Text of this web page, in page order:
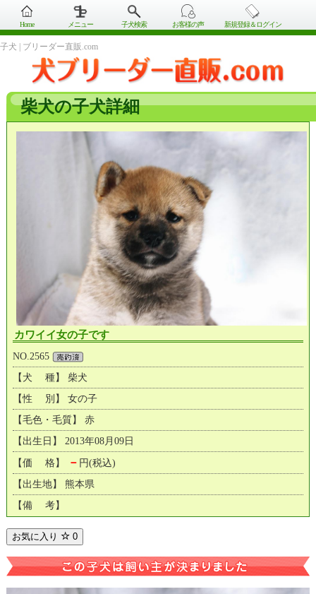
Home メニュー 子犬検索 お客様の声 新規登録＆ログイン
子犬 | ブリーダー直販.com
柴犬の子犬詳細
カワイイ女の子です
NO.2565
【犬 種】 柴犬
【性 別】 女の子
【毛色・毛質】 赤
【出生日】 2013年08月09日
【価 格】 － 円(税込)
【出生地】 熊本県
【備 考】
お気に入り 0